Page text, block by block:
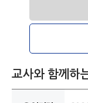
교사와 함께하